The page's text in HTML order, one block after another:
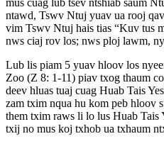
mus cuag lub tsev ntshiab saum
ntawd, Tswv Ntuj yuav ua rooj
vim Tswv Ntuj hais tias “Kuv tus
nws ciaj rov los; nws ploj lawm,
Lub lis piam 5 yuav hloov los
Zoo (Z 8: 1-11) piav txog thaum
deev hluas tuaj cuag Huab Tais
zam txim nqua hu kom peb hloov
them txim raws li lo lus Huab Tais
txij no mus koj txhob ua txhaum